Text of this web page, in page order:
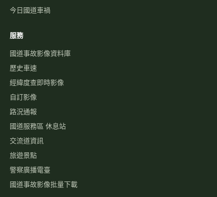
今日國道車禍
服務
國道事故影像資料庫
歷史車速
經緯度查即時影像
自訂影像
路況通報
國道服務區 休息站
交流道資訊
旅遊景點
警察廣播電臺
國道事故影像批量下載